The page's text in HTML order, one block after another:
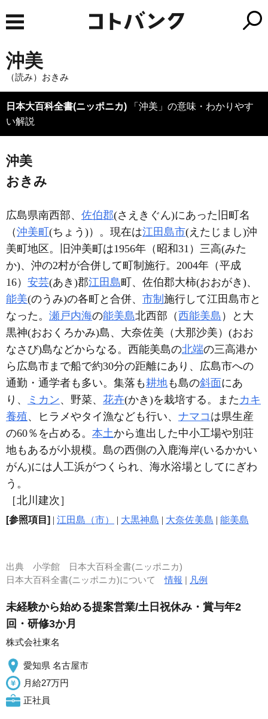
沖美
（読み）おきみ
日本大百科全書(ニッポニカ) 「沖美」の意味・わかりやす
い解説
沖美
おきみ
広島県南西部、 佐伯郡(さえきぐん)にあった旧町名
（沖美町 (ちょう)）。現在は江田島市(えたじまし)沖
美町地区。旧沖美町は1956年（昭和31）三高(みた
か)、沖の2村が合併して町制施行。2004年（平成
16） 安芸(あき)郡江田島町、佐伯郡大柿(おおがき)、
能美(のうみ)の各町と合併、 市制 施行して江田島市と
なった。 瀬戸内海の能美島北西部（西能美島 ）と大
黒神(おおくろかみ)島、大奈佐美（大那沙美）(おお
なさび)島などからなる。西能美島の北端の三高港か
ら広島市まで船で約30分の距離にあり、広島市への
通勤・通学者も多い。集落も耕地も島の斜面にあ
り、
ミカン、野菜、 花卉(かき)を栽培する。また カキ
養殖、ヒラメやタイ漁なども行い、 ナマコ は県生産
の60％を占める。 本土から進出した中小工場や別荘
地もあるが小規模。島の西側の入鹿海岸(いるかかい
がん)には人工浜がつくられ、海水浴場としてにぎわ
う。
［北川建次］
[参照項目] | 江田島（市） | 大黒神島 | 大奈佐美島 | 能美島
出典 小学館 日本大百科全書(ニッポニカ)
日本大百科全書(ニッポニカ)について情報 | 凡例
未経験から始める提案営業/土日祝休み・賞与年2
回・研修3か月
株式会社東名
愛知県 名古屋市
月給27万円
正社員